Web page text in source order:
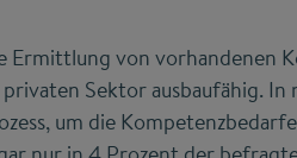
Ermittlung von vorhandenen
Sektor ausbaufähig.
um die